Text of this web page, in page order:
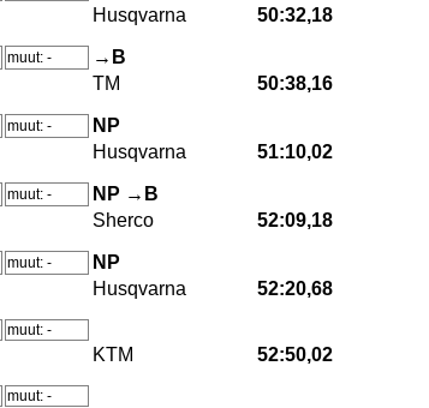
Husqvarna 50:32,18
muut: -
→B
TM 50:38,16
muut: -
NP
Husqvarna 51:10,02
muut: -
NP →B
Sherco 52:09,18
muut: -
NP
Husqvarna 52:20,68
muut: -
KTM 52:50,02
muut: -